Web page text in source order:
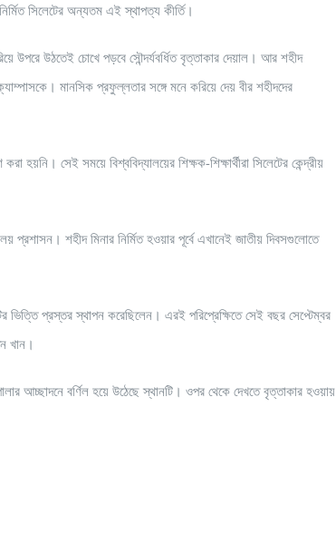
সিলেটের অন্যতম এই স্থাপত্য কীর্তি।
উপরে উঠতেই চোখে পড়বে সৌন্দর্যবর্ধিত বৃত্তাকার দেয়াল। আর শহীদ
মানসিক প্রফুল্লতার সঙ্গে মনে করিয়ে দেয় বীর শহীদদের
হয়নি। সেই সময়ে বিশ্ববিদ্যালয়ের শিক্ষক-শিক্ষার্থীরা সিলেটের কেন্দ্রীয়
প্রশাসন। শহীদ মিনার নির্মিত হওয়ার পূর্বে এখানেই জাতীয় দিবসগুলোতে
ভিত্তি প্রস্তর স্থাপন করেছিলেন। এরই পরিপ্রেক্ষিতে সেই বছর সেপ্টেম্বর
খান।
আচ্ছাদনে বর্ণিল হয়ে উঠেছে স্থানটি। ওপর থেকে দেখতে বৃত্তাকার হওয়ায়